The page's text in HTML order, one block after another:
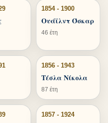
1854 - 1900
Ουάϊλντ Όσκαρ
46 έτη
1856 - 1943
Τέσλα Νίκολα
87 έτη
1857 - 1924